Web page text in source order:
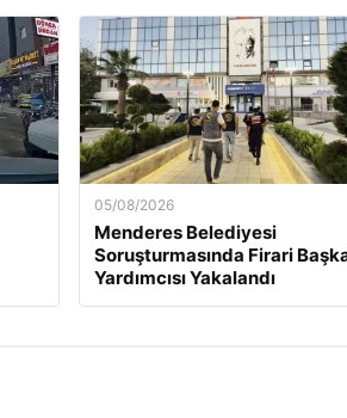
05/08/2026
Menderes Belediyesi
Soruşturmasında Firari
Yardımcısı Yakalandı